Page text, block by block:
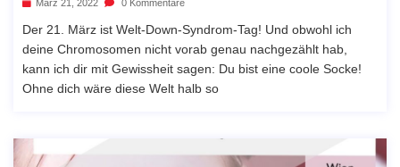
März 21, 2022 0 Kommentare
Der 21. März ist Welt-Down-Syndrom-Tag! Und obwohl ich
deine Chromosomen nicht vorab genau nachgezählt hab,
kann ich dir mit Gewissheit sagen: Du bist eine coole Socke!
Ohne dich wäre diese Welt halb so